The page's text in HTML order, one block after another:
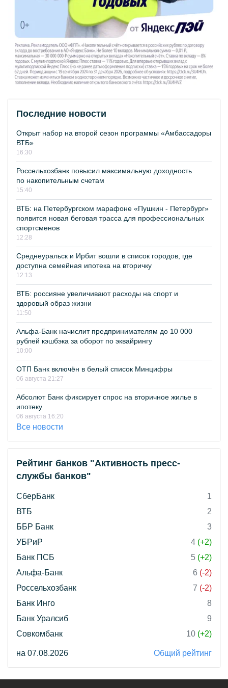
Последние новости
Открыт набор на второй сезон программы «Амбассадоры
ВТБ»
16:30
Россельхозбанк повысил максимальную доходность
по накопительным счетам
15:40
ВТБ: на Петербургском марафоне «Пушкин - Петербург»
появится новая беговая трасса для профессиональных
спортсменов
12:28
Среднеуральск и Ирбит вошли в список городов, где
доступна семейная ипотека на вторичку
12:13
ВТБ: россияне увеличивают расходы на спорт и
здоровый образ жизни
11:50
Альфа-Банк начислит предпринимателям до 10 000
рублей кэшбэка за оборот по эквайрингу
10:00
ОТП Банк включён в белый список Минцифры
06 августа 21:27
Абсолют Банк фиксирует спрос на вторичное жилье в
ипотеку
06 августа 16:20
Все новости
Рейтинг банков "Активность пресс-
службы банков"
СберБанк
1
ВТБ
2
ББР Банк
3
УБРиР
4 (+2)
Банк ПСБ
5 (+2)
Альфа-Банк
6 (-2)
Россельхозбанк
7 (-2)
Банк Инго
8
Банк Уралсиб
9
Совкомбанк
10 (+2)
на 07.08.2026 Общий рейтинг